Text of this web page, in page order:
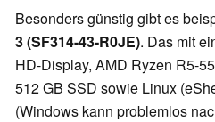
Besonders günstig gibt es
3 (SF314-43-R0JE). Das mit
HD-Display, AMD Ryzen R5-
512 GB SSD sowie Linux
(Windows kann problemlos